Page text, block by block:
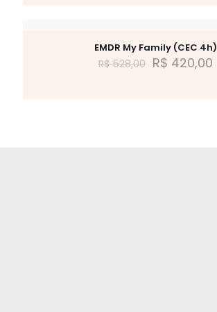
EMDR My Family (CEC 4h)
R$528,00 R$ 420,00